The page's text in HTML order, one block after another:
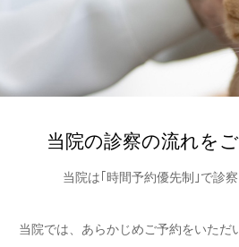
当院の診察の流れを
当院は｢時間予約優先制｣で診察
当院では、あらかじめご予約をいただ
院内の様子